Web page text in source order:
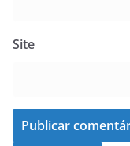
Site